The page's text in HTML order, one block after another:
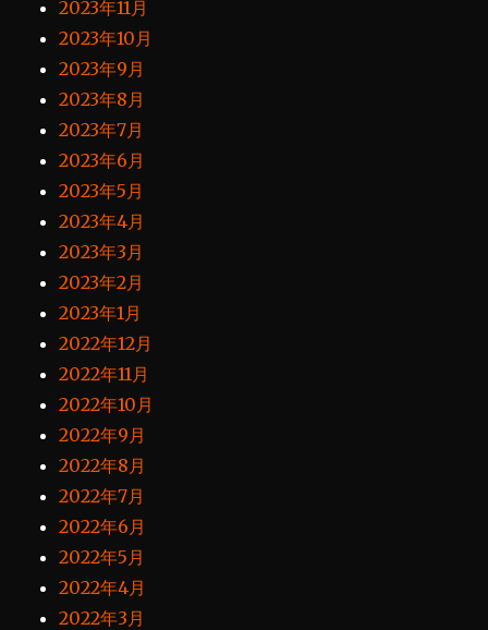
2023年11月
2023年10月
2023年9月
2023年8月
2023年7月
2023年6月
2023年5月
2023年4月
2023年3月
2023年2月
2023年1月
2022年12月
2022年11月
2022年10月
2022年9月
2022年8月
2022年7月
2022年6月
2022年5月
2022年4月
2022年3月